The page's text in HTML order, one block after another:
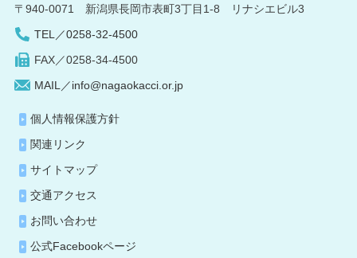
〒940-0071 新潟県長岡市表町3丁目1-8 リナシエビル3
TEL／0258-32-4500
FAX／0258-34-4500
MAIL／info@nagaokacci.or.jp
個人情報保護方針
関連リンク
サイトマップ
交通アクセス
お問い合わせ
公式Facebookページ